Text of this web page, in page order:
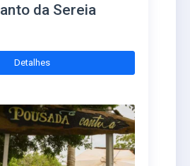
da Sereia
Detalhes